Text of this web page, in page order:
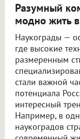
Разумный
модно жить
Наукограды —
где высокие
размеренным
стали важной
потенциала
интересный
Например, в
наукоградов